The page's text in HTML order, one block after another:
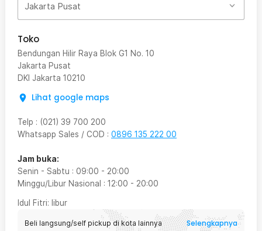
Jakarta Pusat
Toko
Bendungan Hilir Raya Blok G1 No. 10
Jakarta Pusat
DKI Jakarta 10210
Lihat google maps
Telp : (021) 39 700 200
Whatsapp Sales / COD : 0896 135 222 00
Jam buka:
Senin - Sabtu : 09:00 - 20:00
Minggu/Libur Nasional : 12:00 - 20:00
Idul Fitri: libur
Beli langsung/self pickup di kota lainnya Selengkapnya